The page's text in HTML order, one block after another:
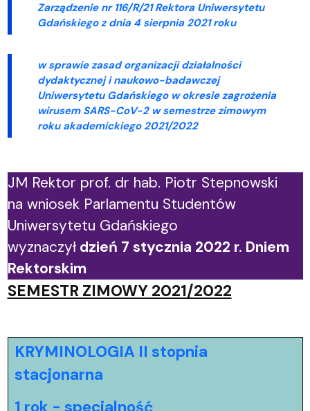
Zarządzenie nr 116/R/21 Rektora Uniwersytetu
Gdańskiego z dnia4 sierpnia 2021 roku
w sprawie zasad organizacji działalności
dydaktycznej i naukowo-badawczej
Uniwersytetu Gdańskiego w okresie zagrożenia
wirusem SARS-CoV-2 w semestrze zimowym
roku akademickiego 2021/2022
JM Rektor prof. dr hab. Piotr Stepnowski
na wniosek Parlamentu Studentów
Uniwersytetu Gdańskiego
wyznaczyłdzień 7 stycznia 2022 r. Dniem
Rektorskim
SEMESTR ZIMOWY 2021/2022
KRYMINOLOGIA II stopnia
stacjonarna